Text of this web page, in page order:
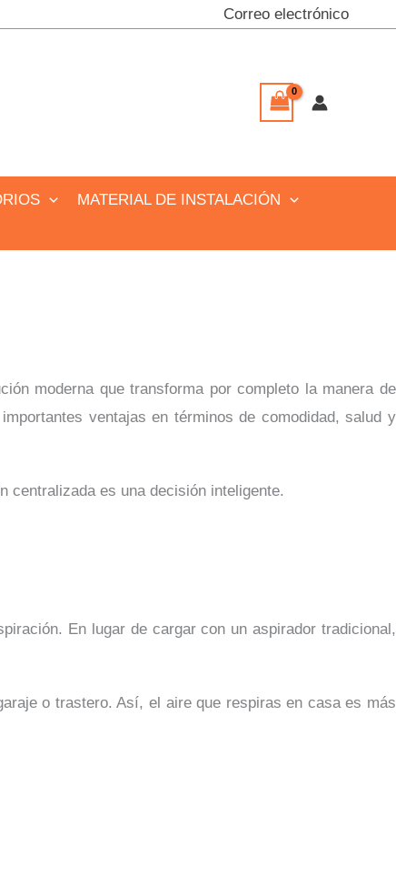
Correo electrónico
MATERIAL DE INSTALACIÓN
moderna que transforma por completo la manera de
ventajas en términos de comodidad, salud y
centralizada es una decisión inteligente.
En lugar de cargar con un aspirador tradicional,
o trastero. Así, el aire que respiras en casa es más